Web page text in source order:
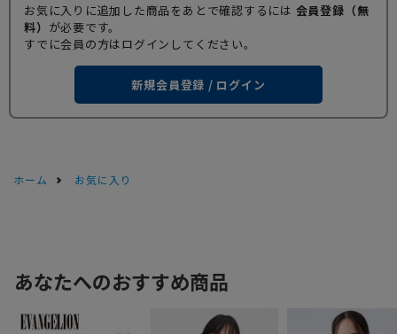
お気に入りに追加した商品をあとで確認するには 会員登録（無
料） が必要です。
すでに会員の方はログインしてください。
新規会員登録 / ログイン
ホーム お気に入り